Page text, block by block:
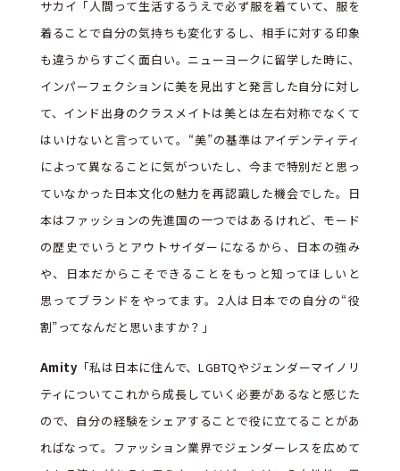
サカイ「人間って生活するうえで必ず服を着ていて、服を
着ることで自分の気持ちも変化するし、相手に対する印象
も違うからすごく面白い。ニューヨークに留学した時に、
インパーフェクションに美を見出すと発言した自分に対し
て、インド出身のクラスメイトは美とは左右対称でなくて
はいけないと言っていて。“美”の基準はアイデンティティ
によって異なることに気がついたし、今まで特別だと思っ
ていなかった日本文化の魅力を再認識した機会でした。日
本はファッションの先進国の一つではあるけれど、モード
の歴史でいうとアウトサイダーになるから、日本の強み
や、日本だからこそできることをもっと知ってほしいと
思ってブランドをやってます。2人は日本での自分の“役
割”ってなんだと思いますか？」
Amity「私は日本に住んで、LGBTQやジェンダーマイノリ
ティについてこれから成長していく必要があるなと感じた
ので、自分の経験をシェアすることで役に立てることがあ
ればなって。ファッション業界でジェンダーレスを広めて